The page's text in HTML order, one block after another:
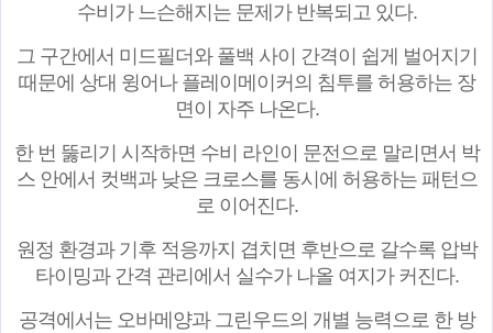
수비가 느슨해지는 문제가 반복되고 있다.
그 구간에서 미드필더와 풀백 사이 간격이 쉽게 벌어지기
때문에 상대 윙어나 플레이메이커의 침투를 허용하는 장
면이 자주 나온다.
한 번 뚫리기 시작하면 수비 라인이 문전으로 말리면서 박
스 안에서 컷백과 낮은 크로스를 동시에 허용하는 패턴으
로 이어진다.
원정 환경과 기후 적응까지 겹치면 후반으로 갈수록 압박
타이밍과 간격 관리에서 실수가 나올 여지가 커진다.
공격에서는 오바메양과 그린우드의 개별 능력으로 한 방